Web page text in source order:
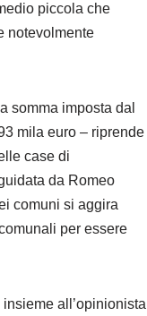
piccola che
notevolmente
somma imposta dal
mila euro – riprende
case di
da Romeo
comuni si aggira
per essere
all’opinionista